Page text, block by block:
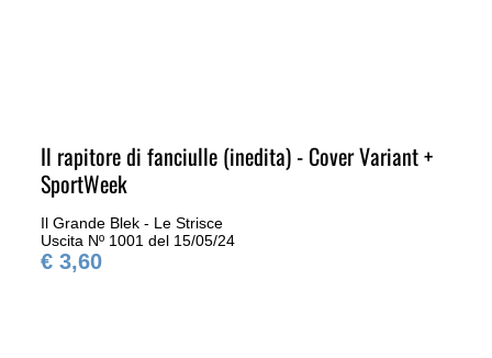
Il rapitore di fanciulle (inedita) - Cover Variant +
SportWeek
Il Grande Blek - Le Strisce
Uscita Nº 1001 del 15/05/24
€ 3,60